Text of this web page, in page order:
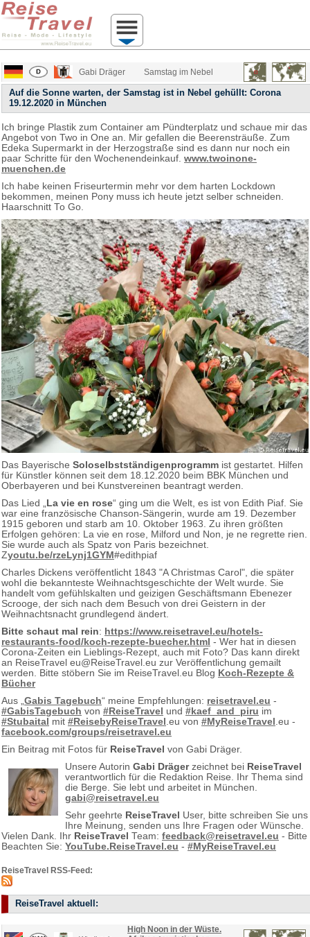
Gabi Dräger Samstag im Nebel
Auf die Sonne warten, der Samstag ist in Nebel gehüllt: Corona
19.12.2020 in München
Ich bringe Plastik zum Container am Pündterplatz und schaue mir das
Angebot von Two in One an. Mir gefallen die Beerensträuße. Zum
Edeka Supermarkt in der Herzogstraße sind es dann nur noch ein
paar Schritte für den Wochenendeinkauf. www.twoinone-
muenchen.de
Ich habe keinen Friseurtermin mehr vor dem harten Lockdown
bekommen, meinen Pony muss ich heute jetzt selber schneiden.
Haarschnitt To Go.
Das Bayerische Soloselbstständigenprogramm ist gestartet. Hilfen
für Künstler können seit dem 18.12.2020 beim BBK München und
Oberbayeren und bei Kunstvereinen beantragt werden.
Das Lied „ La vie en rose“ ging um die Welt, es ist von Edith Piaf. Sie
war eine französische Chanson-Sängerin, wurde am 19. Dezember
1915 geboren und starb am 10. Oktober 1963. Zu ihren größten
Erfolgen gehören: La vie en rose, Milford und Non, je ne regrette rien.
Sie wurde auch als Spatz von Paris bezeichnet.
Zyoutu.be/rzeLynj1GYM #edithpiaf
Charles Dickens veröffentlicht 1843 "A Christmas Carol", die später
wohl die bekannteste Weihnachtsgeschichte der Welt wurde. Sie
handelt vom gefühlskalten und geizigen Geschäftsmann Ebenezer
Scrooge, der sich nach dem Besuch von drei Geistern in der
Weihnachtsnacht grundlegend ändert.
Bitte schaut mal rein: https://www.reisetravel.eu/hotels-
restaurants-food/koch-rezepte-buecher.html - Wer hat in diesen
Corona-Zeiten ein Lieblings-Rezept, auch mit Foto? Das kann direkt
an ReiseTravel eu@ReiseTravel.eu zur Veröffentlichung gemailt
werden. Bitte stöbern Sie im ReiseTravel.eu Blog Koch-Rezepte &
Bücher
Aus „Gabis Tagebuch“ meine Empfehlungen: reisetravel.eu -
#GabisTagebuch von #ReiseTravel und #kaef_and_piru im
#Stubaital mit #ReisebyReiseTravel .eu von #MyReiseTravel .eu -
facebook.com/groups/reisetravel.eu
Ein Beitrag mit Fotos für ReiseTravel von Gabi Dräger.
Unsere Autorin Gabi Drägerzeichnet bei ReiseTravel
verantwortlich für die Redaktion Reise. Ihr Thema sind
die Berge. Sie lebt und arbeitet in München.
gabi@reisetravel.eu
Sehr geehrte ReiseTravel User, bitte schreiben Sie uns
Ihre Meinung, senden uns Ihre Fragen oder Wünsche.
Vielen Dank. Ihr ReiseTravel Team: feedback@reisetravel.eu - Bitte
Beachten Sie: YouTube.ReiseTravel.eu - #MyReiseTravel.eu
ReiseTravel RSS-Feed:
ReiseTravel aktuell:
High Noon in der Wüste.